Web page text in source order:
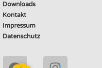
Downloads
Kontakt
Impressum
Datenschutz